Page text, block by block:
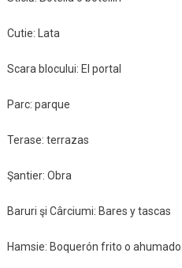
Cutie: Lata
Scara blocului: El portal
Parc: parque
Terase: terrazas
Şantier: Obra
Baruri şi Cârciumi: Bares y tascas
Hamsie: Boquerón frito o ahumado